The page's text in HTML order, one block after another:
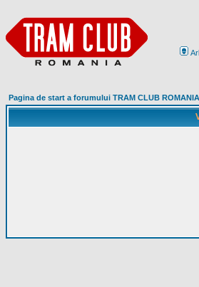
Pagina de start a forumului TRAM CLUB ROMANIA